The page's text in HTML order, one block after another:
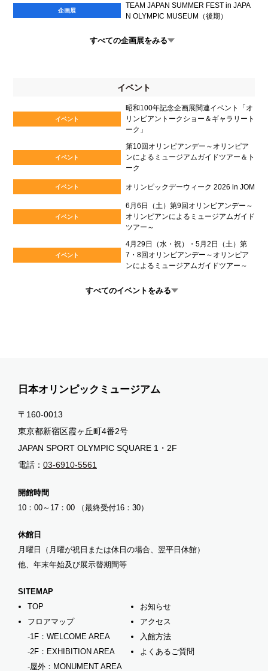
企画展
TEAM JAPAN SUMMER FEST in JAPA
N OLYMPIC MUSEUM（後期）
すべての企画展をみる
イベント
イベント
昭和100年記念企画展関連イベント「オ
リンピアントークショー＆ギャラリート
ーク」
イベント
第10回オリンピアンデー～オリンピア
ンによるミュージアムガイドツアー＆ト
ーク
イベント オリンピックデーウィーク 2026 in JOM
イベント
6月6日（土）第9回オリンピアンデー～
オリンピアンによるミュージアムガイド
ツアー～
イベント
4月29日（水・祝）・5月2日（土）第
7・8回オリンピアンデー～オリンピア
ンによるミュージアムガイドツアー～
すべてのイベントをみる
日本オリンピックミュージアム
〒160-0013
東京都新宿区霞ヶ丘町4番2号
JAPAN SPORT OLYMPIC SQUARE 1・2F
電話： 03-6910-5561
開館時間
10：00～17：00 （最終受付16：30）
休館日
月曜日（月曜が祝日または休日の場合、翌平日休館）
他、年末年始及び展示替期間等
SITEMAP
TOP
フロアマップ
-1F：WELCOME AREA
-2F：EXHIBITION AREA
-屋外：MONUMENT AREA
お知らせ
アクセス
入館方法
よくあるご質問